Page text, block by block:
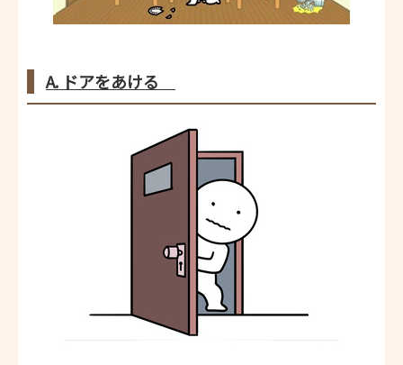
A. ドアをあける